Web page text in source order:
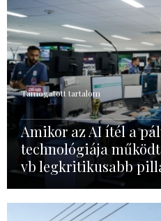
Támogatott tartalom
Amikor az AI ítél a
technológiája
vb legkritikusabb